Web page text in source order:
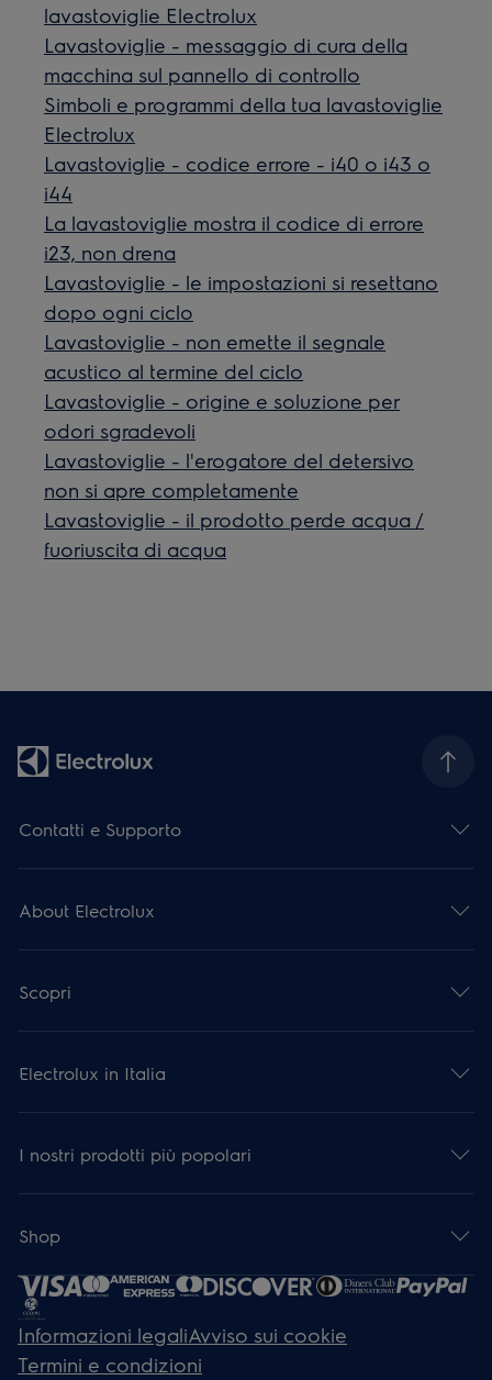
lavastoviglie Electrolux
Lavastoviglie - messaggio di cura della
macchina sul pannello di controllo
Simboli e programmi della tua lavastoviglie
Electrolux
Lavastoviglie - codice errore - i40 o i43 o
i44
La lavastoviglie mostra il codice di errore
i23, non drena
Lavastoviglie - le impostazioni si resettano
dopo ogni ciclo
Lavastoviglie - non emette il segnale
acustico al termine del ciclo
Lavastoviglie - origine e soluzione per
odori sgradevoli
Lavastoviglie - l'erogatore del detersivo
non si apre completamente
Lavastoviglie - il prodotto perde acqua /
fuoriuscita di acqua
Contatti e Supporto
About Electrolux
Scopri
Electrolux in Italia
I nostri prodotti più popolari
Shop
Informazioni legaliAvviso sui cookie
Termini e condizioni